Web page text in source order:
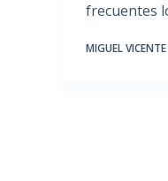
frecuentes
MIGUEL VICENTE